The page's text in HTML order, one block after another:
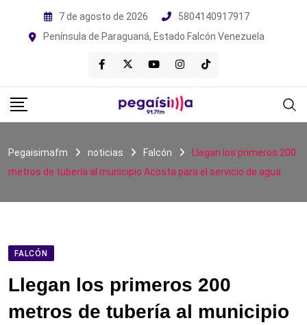
7 de agosto de 2026
5804140917917
Península de Paraguaná, Estado Falcón Venezuela
Pegaisimafm noticias Falcón
Llegan los primeros 200
metros de tubería al municipio Acosta para el servicio de agua
FALCÓN
Llegan los primeros 200
metros de tubería al municipio